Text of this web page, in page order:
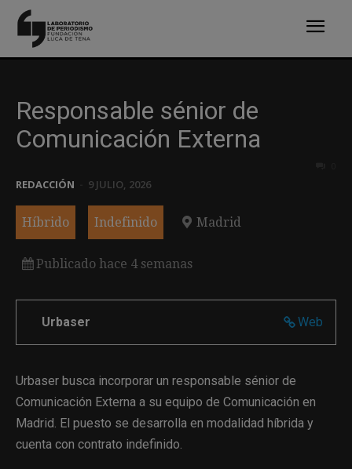
Responsable sénior de
Comunicación Externa
REDACCIÓN 9 JULIO, 2026
Híbrido Indefinido Madrid
Publicado hace 4 semanas
Web
Urbaser
Urbaser busca incorporar un responsable sénior de
Comunicación Externa a su equipo de Comunicación en
Madrid. El puesto se desarrolla en modalidad híbrida y
cuenta con contrato indefinido.